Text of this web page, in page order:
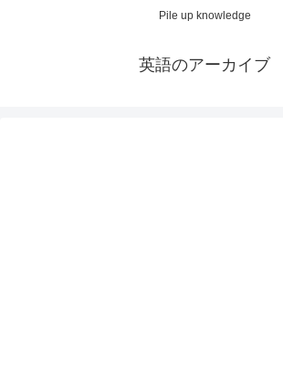
Pile up knowledge
英語のアーカイブ